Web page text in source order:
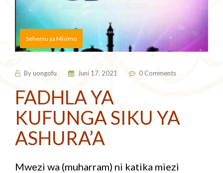
Sehemu ya Misimo
Byuongofu Juni 17, 2021 0 Comments
FADHLA YA
KUFUNGA SIKU YA
ASHURA’A
Mwezi wa (muharram) ni katika miezi